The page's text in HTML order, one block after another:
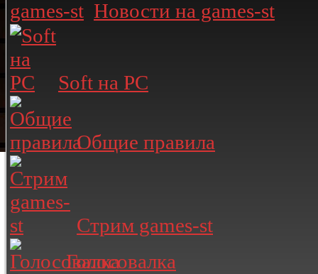
Новости на games-st
Soft на PC
Общие правила
Стрим games-st
Голосовалка